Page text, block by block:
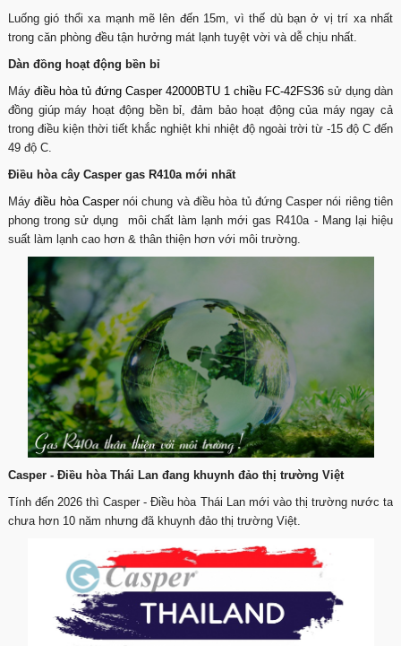
Luống gió thổi xa mạnh mẽ lên đến 15m, vì thế dù bạn ở vị trí xa nhất
trong căn phòng đều tận hưởng mát lạnh tuyệt vời và dễ chịu nhất.
Dàn đồng hoạt động bền bỉ
Máy điều hòa tủ đứng Casper 42000BTU 1 chiều FC-42FS36 sử dụng dàn
đồng giúp máy hoạt động bền bỉ, đảm bảo hoạt động của máy ngay cả
trong điều kiện thời tiết khắc nghiệt khi nhiệt độ ngoài trời từ -15 độ C đến
49 độ C.
Điều hòa cây Casper gas R410a mới nhất
Máyđiều hòa Caspernói chung và điều hòa tủ đứng Casper nói riêng tiên
phong trong sử dụng môi chất làm lạnh mới gas R410a - Mang lại hiệu
suất làm lạnh cao hơn & thân thiện hơn với môi trường.
Casper - Điều hòa Thái Lan đang khuynh đảo thị trường Việt
Tính đến 2026 thì Casper - Điều hòa Thái Lan mới vào thị trường nước ta
chưa hơn 10 năm nhưng đã khuynh đảo thị trường Việt.